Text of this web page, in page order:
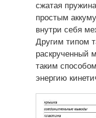
сжатая
простым
внутри себя
Другим типом
раскрученный
таким
энергию